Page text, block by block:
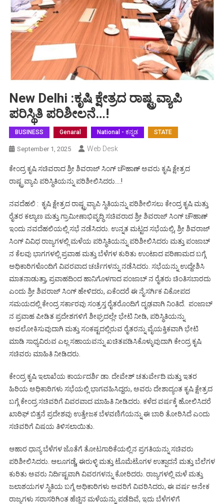
New Delhi :ಕೃಷಿ ಕ್ಷೇತ್ರದ ರಾಷ್ಟ್ರವ್ಯಾಪಿ
ಪರಿಸ್ಥಿತಿ ಪರಿಶೀಲನೆ…!
BUSINESS Genaral National - ಕನ್ನಡ STATE
September 1, 2025 Web Desk
ಕೇಂದ್ರ ಕೃಷಿ ಸಚಿವರಾದ ಶ್ರೀ ಶಿವರಾಜ್ ಸಿಂಗ್ ಚೌಹಾಣ್ ಅವರು ಕೃಷಿ ಕ್ಷೇತ್ರದ
ರಾಷ್ಟ್ರವ್ಯಾಪಿ ಪರಿಸ್ಥಿತಿಯನ್ನು ಪರಿಶೀಲಿಸಿದರು….!
ನವದೆಹಲಿ : ಕೃಷಿ ಕ್ಷೇತ್ರದ ರಾಷ್ಟ್ರವ್ಯಾಪಿ ಸ್ಥಿತಿಯನ್ನು ಪರಿಶೀಲಿಸಲು ಕೇಂದ್ರ ಕೃಷಿ ಮತ್ತು
ರೈತರ ಕಲ್ಯಾಣ ಮತ್ತು ಗ್ರಾಮೀಣಾಭಿವೃದ್ಧಿ ಸಚಿವರಾದ ಶ್ರೀ ಶಿವರಾಜ್ ಸಿಂಗ್ ಚೌಹಾಣ್
ಇಂದು ನವದೆಹಲಿಯಲ್ಲಿ ಸಭೆ ನಡೆಸಿದರು. ಉನ್ನತ ಮಟ್ಟದ ಸಭೆಯಲ್ಲಿ, ಶ್ರೀ ಶಿವರಾಜ್
ಸಿಂಗ್ ವಿವಿಧ ರಾಜ್ಯಗಳಲ್ಲಿ ಮಳೆಯ ಪರಿಸ್ಥಿತಿಯನ್ನು ಪರಿಶೀಲಿಸಿದರು ಮತ್ತು ಪಂಜಾಬ್‌
ನ ಕೆಲವು ಭಾಗಗಳಲ್ಲಿ ಪ್ರವಾಹ ಮತ್ತು ಬೆಳೆಗಳ ಕುರಿತು ಉಂಟಾದ ಪರಿಣಾಮದ ಬಗ್ಗೆ
ಅಧಿಕಾರಿಗಳೊಂದಿಗೆ ವಿವರವಾದ ಚರ್ಚೆಗಳನ್ನು ನಡೆಸಿದರು. ಸಭೆಯನ್ನು ಉದ್ದೇಶಿಸಿ
ಮಾತನಾಡುತ್ತಾ, ಪ್ರವಾಹದಿಂದ ಹಾನಿಗೊಳಗಾದ ಪಂಜಾಬ್‌ ನ ರೈತರು ಚಿಂತಿಸಬಾರದು
ಎಂದು ಶ್ರೀ ಶಿವರಾಜ್ ಸಿಂಗ್ ಹೇಳಿದರು, ಏಕೆಂದರೆ ಈ ನೈಸರ್ಗಿಕ ವಿಕೋಪದ
ಸಮಯದಲ್ಲಿ ಕೇಂದ್ರ ಸರ್ಕಾರವು ಸಂತ್ರಸ್ತ ರೈತರೊಂದಿಗೆ ದೃಢವಾಗಿ ನಿಂತಿದೆ. ಪಂಜಾಬ್‌
ನ ಪ್ರವಾಹ ಪೀಡಿತ ಪ್ರದೇಶಗಳಿಗೆ ಶೀಘ್ರದಲ್ಲೇ ಭೇಟಿ ನೀಡಿ, ಪರಿಸ್ಥಿತಿಯನ್ನು
ಅವಲೋಕಿಸುವುದಾಗಿ ಮತ್ತು ಸಂಕಷ್ಟದಲ್ಲಿರುವ ರೈತರನ್ನು ವೈಯಕ್ತಿಕವಾಗಿ ಭೇಟಿ
ಮಾಡಿ ಸಾಧ್ಯವಿರುವ ಎಲ್ಲ ಸಹಾಯವನ್ನು ಖಚಿತಪಡಿಸಿಕೊಳ್ಳುವುದಾಗಿ ಕೇಂದ್ರ ಕೃಷಿ
ಸಚಿವರು ಮಾಹಿತಿ ನೀಡಿದರು.
ಕೇಂದ್ರ ಕೃಷಿ ಇಲಾಖೆಯ ಕಾರ್ಯದರ್ಶಿ ಡಾ. ದೇವೇಶ್ ಚತುರ್ವೇದಿ ಮತ್ತು ಇತರ
ಹಿರಿಯ ಅಧಿಕಾರಿಗಳು ಸಭೆಯಲ್ಲಿ ಭಾಗವಹಿಸಿದ್ದರು, ಅವರು ದೇಶಾದ್ಯಂತ ಕೃಷಿ ಕ್ಷೇತ್ರದ
ಬಗ್ಗೆ ಕೇಂದ್ರ ಸಚಿವರಿಗೆ ವಿವರವಾದ ಮಾಹಿತಿ ನೀಡಿದರು. ಕಳೆದ ವರ್ಷಕ್ಕೆ ಹೋಲಿಸಿದರೆ
ಖಾರಿಫ್ ಬಿತ್ತನೆ ಪ್ರದೇಶವು ಉತ್ತೇಜಕ ಬೆಳವಣಿಗೆಯನ್ನು ಈ ಬಾರಿ ತೋರಿಸಿದೆ ಎಂದು
ಸಚಿವರಿಗೆ ವಿಷಯ ತಿಳಿಸಲಾಯಿತು.
ಆಹಾರ ಧಾನ್ಯ ಬೆಳೆಗಳ ಜೊತೆಗೆ ತೋಟಗಾರಿಕೆಯಲ್ಲಿನ ಪ್ರಗತಿಯನ್ನು ಸಚಿವರು
ಪರಿಶೀಲಿಸಿದರು. ಆಲೂಗಡ್ಡೆ, ಈರುಳ್ಳಿ ಮತ್ತು ಟೊಮೆಟೊಗಳ ಉತ್ಪಾದನೆ ಮತ್ತು ಬೆಲೆಗಳ
ಕುರಿತು ಅವರು ನಿರ್ದಿಷ್ಟವಾಗಿ ವಿವರಗಳನ್ನು ಕೋರಿದರು. ರಾಜ್ಯಗಳಲ್ಲಿ ಮಳೆ ಮತ್ತು
ಜಲಾಶಯಗಳ ಸ್ಥಿತಿಯ ಬಗ್ಗೆ ಅಧಿಕಾರಿಗಳು ಅವರಿಗೆ ವಿವರಿಸಿದರು, ಈ ವರ್ಷ ಅನೇಕ
ರಾಜ್ಯಗಳು ಸರಾಸರಿಗಿಂತ ಹೆಚ್ಚಿನ ಮಳೆಯನ್ನು ಪಡೆದಿವೆ, ಇದು ಬೆಳೆಗಳಿಗೆ